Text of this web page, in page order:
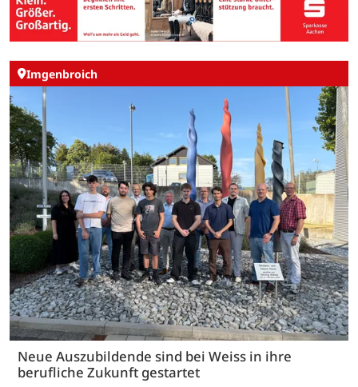
Imgenbroich
Neue Auszubildende sind bei Weiss in ihre
berufliche Zukunft gestartet